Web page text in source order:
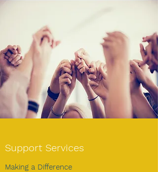
Support Services
Making a Difference